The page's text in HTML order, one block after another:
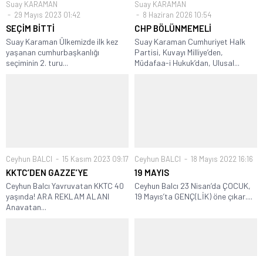
Suay KARAMAN
29 Mayıs 2023 01:42
SEÇİM BİTTİ
Suay Karaman Ülkemizde ilk kez
yaşanan cumhurbaşkanlığı
seçiminin 2. turu...
Suay KARAMAN
8 Haziran 2026 10:54
CHP BÖLÜNMEMELİ
Suay Karaman Cumhuriyet Halk
Partisi, Kuvayı Milliye’den,
Müdafaa-i Hukuk’dan, Ulusal...
Ceyhun BALCI 15 Kasım 2023 09:17
KKTC’DEN GAZZE’YE
Ceyhun Balcı Yavruvatan KKTC 40
yaşında! ARA REKLAM ALANI
Anavatan...
Ceyhun BALCI 18 Mayıs 2022 16:16
19 MAYIS
Ceyhun Balcı 23 Nisan’da ÇOCUK,
19 Mayıs’ta GENÇ(LİK) öne çıkar....